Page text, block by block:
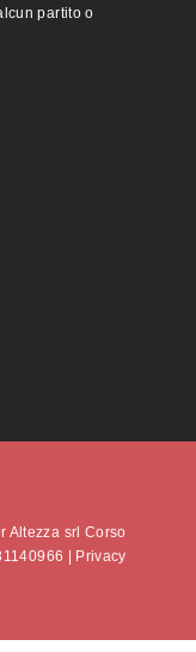
partito o
Altezza srl Corso
|
Privacy